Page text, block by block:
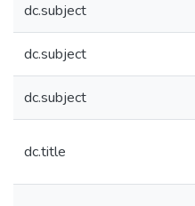
dc.subject
dc.subject
dc.subject
dc.title